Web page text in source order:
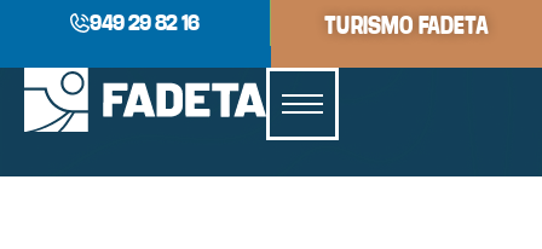
949 29 82 16 TURISMO FADETA